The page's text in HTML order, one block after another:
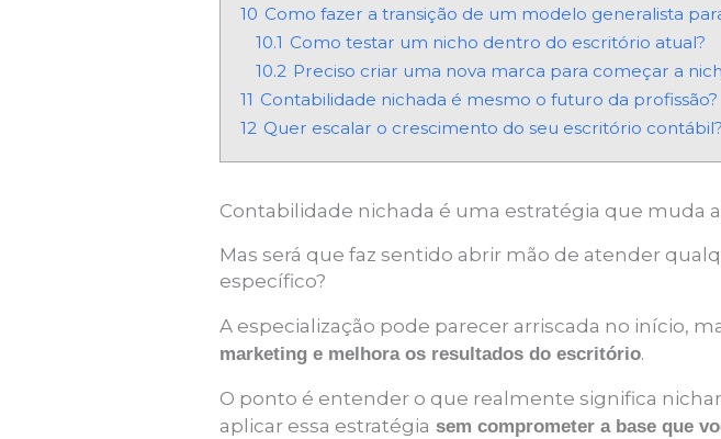
10 Como fazer a transição de um modelo generalista
10.1 Como testar um nicho dentro do escritório atual?
10.2 Preciso criar uma nova marca para começar a
11 Contabilidade nichada é mesmo o futuro da profissão?
12 Quer escalar o crescimento do seu escritório contábil?
Contabilidade nichada é uma estratégia que muda
Mas será que faz sentido abrir mão de atender
específico?
A especialização pode parecer arriscada no início,
marketing e melhora os resultados do escritório.
O ponto é entender o que realmente significa
aplicar essa estratégia sem comprometer a base que